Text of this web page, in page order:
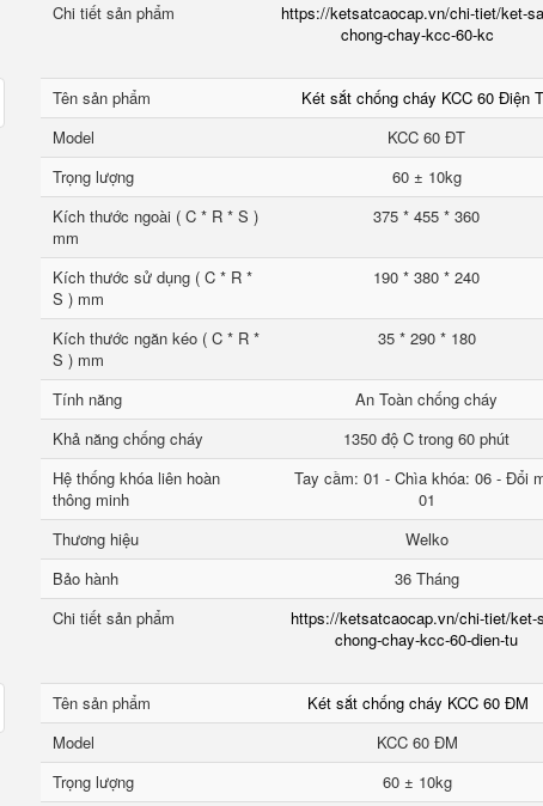
Chi tiết sản phẩm
https://ketsatcaocap.vn/chi-tiet/ket-
chong-chay-kcc-60-kc
Tên sản phẩm
Két sắt chống cháy KCC 60 Điện
Model
KCC 60 ĐT
Trọng lượng
60 ± 10kg
Kích thước ngoài ( C * R * S )
mm
375 * 455 * 360
Kích thước sử dụng ( C * R *
S ) mm
190 * 380 * 240
Kích thước ngăn kéo ( C * R *
S ) mm
35 * 290 * 180
Tính năng
An Toàn chống cháy
Khả năng chống cháy
1350 độ C trong 60 phút
Hệ thống khóa liên hoàn
thông minh
Tay cầm: 01 - Chìa khóa: 06 - Đổi
01
Thương hiệu
Welko
Bảo hành
36 Tháng
Chi tiết sản phẩm
https://ketsatcaocap.vn/chi-tiet/ket-
chong-chay-kcc-60-dien-tu
Tên sản phẩm
Két sắt chống cháy KCC 60 ĐM
Model
KCC 60 ĐM
Trọng lượng
60 ± 10kg